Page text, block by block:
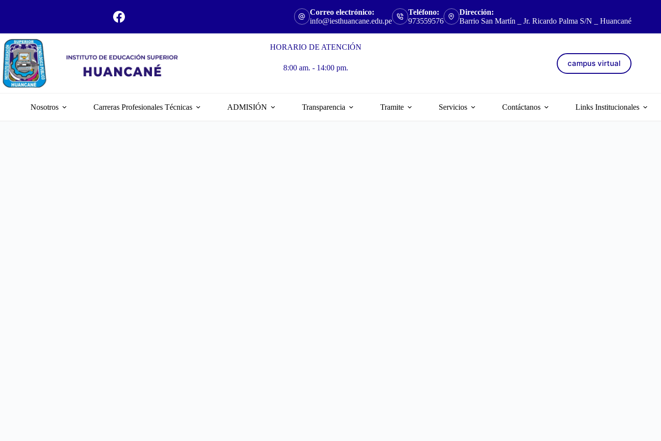
Correo electrónico:
info@iesthuancane.edu.pe
Teléfono:
973559576
Dirección:
Barrio San Martín _ Jr. Ricardo Palma S/N _ Huancané
HORARIO DE ATENCIÓN
8:00 am. - 14:00 pm. campus virtual
Nosotros Carreras Profesionales Técnicas ADMISIÓN Transparencia Tramite Servicios Contáctanos Links Institucionales